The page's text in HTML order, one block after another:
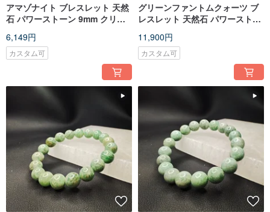
アマゾナイト ブレスレット 天然
石 パワーストーン 9mm クリス
6,149円
カスタム可
グリーンファントムクォーツ ブ
レスレット 天然石 パワーストー
ト
11,900円
カスタム可